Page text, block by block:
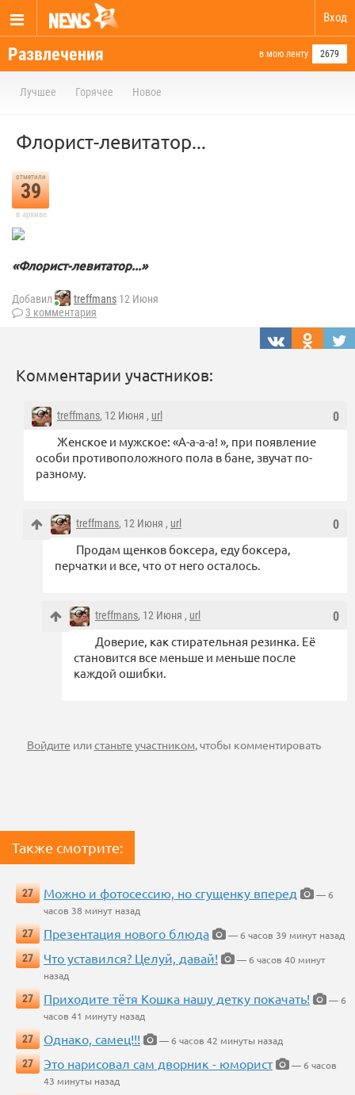
Вход
Развлечения в мою ленту 2679
Лучшее Горячее Новое
Флорист-левитатор...
отметили
39
в архиве
«Флорист-левитатор...»
Добавил treffmans 12 Июня
3 комментария
Комментарии участников:
0
treffmans, 12 Июня , url
Женское и мужское: «А-а-а-а! », при появление
особи противоположного пола в бане, звучат по-
разному.
0
treffmans, 12 Июня , url
Продам щенков боксера, еду боксера,
перчатки и все, что от него осталось.
0
treffmans, 12 Июня , url
Доверие, как стирательная резинка. Её
становится все меньше и меньше после
каждой ошибки.
Войдите илистаньте участником, чтобы комментировать
Также смотрите:
27 Можно и фотосессию, но сгущенку вперед
— 6
часов 38 минут назад
27
Презентация нового блюда
— 6 часов 39 минут назад
27
Что уставился? Целуй, давай!
— 6 часов 40 минут
назад
27
Приходите тётя Кошка нашу детку покачать!
— 6
часов 41 минуту назад
27
Однако, самец!!!
— 6 часов 42 минуты назад
27
Это нарисовал сам дворник - юморист
— 6 часов
43 минуты назад